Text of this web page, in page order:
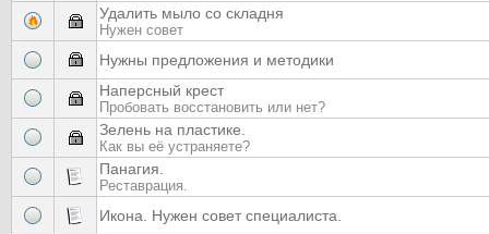
Удалить мыло со складня
Нужен совет
Нужны предложения и методики
Наперсный крест
Пробовать восстановить или нет?
Зелень на пластике.
Как вы её устраняете?
Панагия.
Реставрация.
Икона. Нужен совет специалиста.